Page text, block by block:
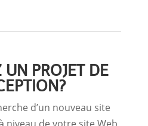
PROJET DE
d’un nouveau site